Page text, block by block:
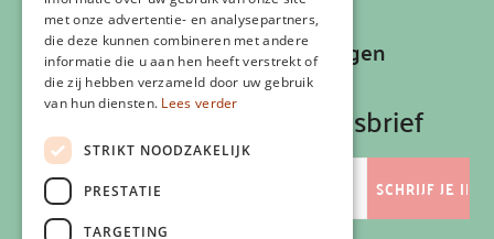
Recepten, inspiratie en aanbiedingen
ontvangen?
Schrijf je in op onze nieuwsbrief
mailadres
met onze advertentie- en analysepartners,
die deze kunnen combineren met andere
informatie die u aan hen heeft verstrekt of
die zij hebben verzameld door uw gebruik
van hun diensten. Lees verder
STRIKT NOODZAKELIJK
PRESTATIE
TARGETING